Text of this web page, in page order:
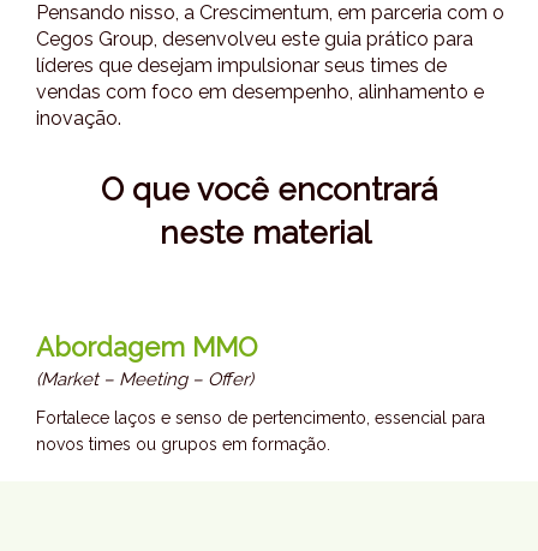
Pensando nisso, a Crescimentum, em parceria com o
Cegos Group, desenvolveu este guia prático para
líderes que desejam impulsionar seus times de
vendas com foco em desempenho, alinhamento e
inovação.
O que você encontrará
neste material
Abordagem MMO
(Market – Meeting – Offer)
Fortalece laços e senso de pertencimento, essencial para
novos times ou grupos em formação.